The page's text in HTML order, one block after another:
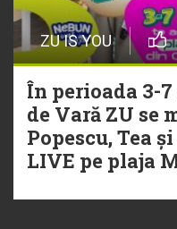
ZU IS YOU
În perioada 3-
de Vară ZU se
Popescu, Tea
LIVE pe plaja